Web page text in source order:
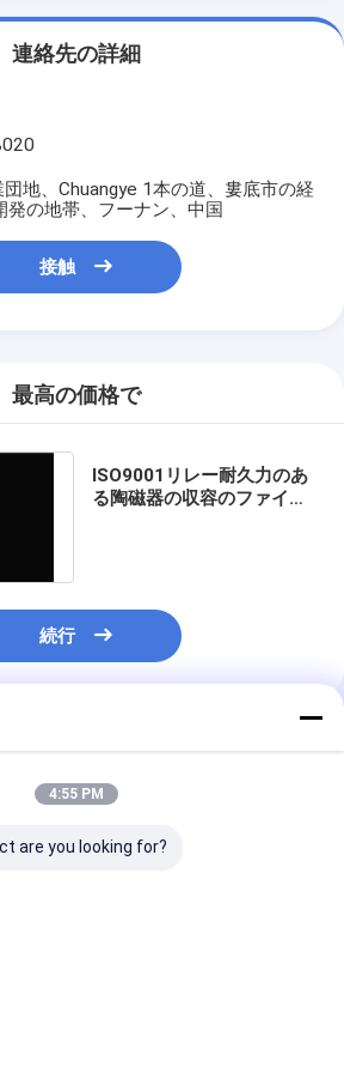
連絡先の詳細
地、Chuangye 1本の道、婁底市の経
発の地帯、フーナン、中国
接触
最高の価格で
ISO9001リレー耐久力のあ
る陶磁器の収容のファイン
続行
ト
4:55 PM
are you looking for?